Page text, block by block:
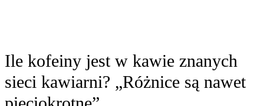
Ile kofeiny jest w kawie znanych
sieci kawiarni? „Różnice są nawet